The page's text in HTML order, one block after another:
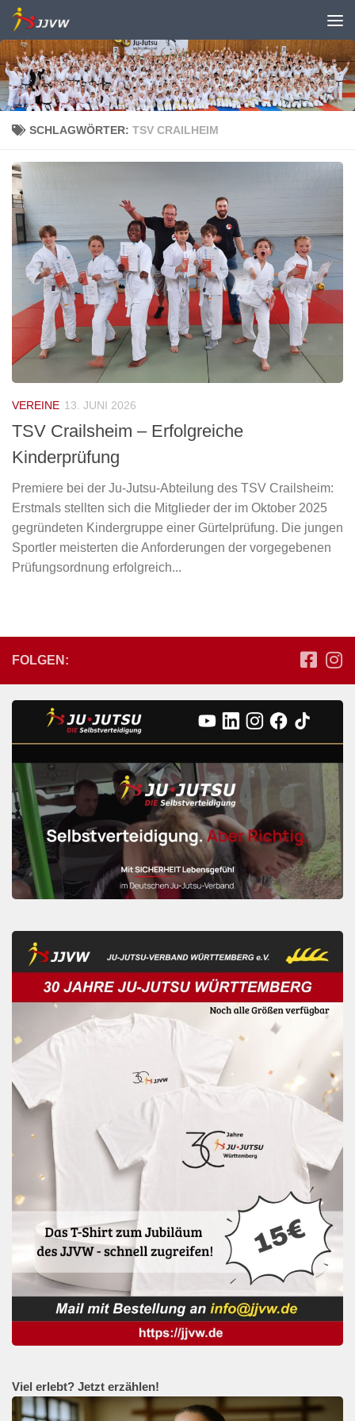
Zum Inhalt springen
SCHLAGWÖRTER: TSV CRAILHEIM
VEREINE 13. JUNI 2026
TSV Crailsheim – Erfolgreiche
Kinderprüfung
Premiere bei der Ju-Jutsu-Abteilung des TSV Crailsheim:
Erstmals stellten sich die Mitglieder der im Oktober 2025
gegründeten Kindergruppe einer Gürtelprüfung. Die jungen
Sportler meisterten die Anforderungen der vorgegebenen
Prüfungsordnung erfolgreich...
FOLGEN:
Viel erlebt? Jetzt erzählen!